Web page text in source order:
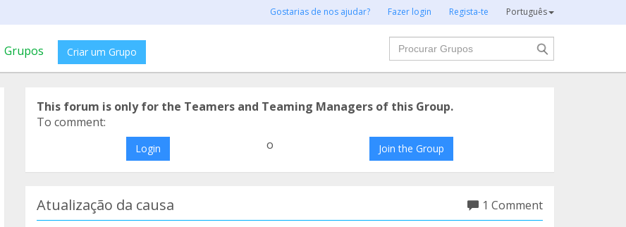
Gostarias de nos ajudar? Fazer login Regista-te Português
Grupos Criar um Grupo
Procurar
This forum is only for the Teamers and Teaming Managers of this Group.
To comment:
Login o Join the Group
Atualização da causa
1 Comment